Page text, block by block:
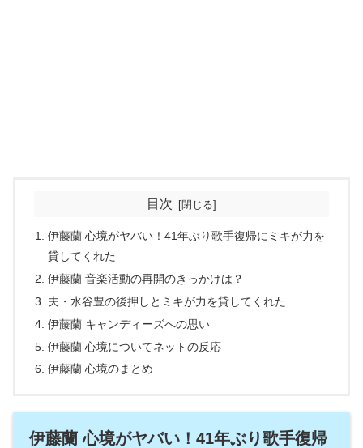
目次
伊藤蘭 心境がヤバい！41年ぶり歌手復帰にミキが力を
貸してくれた
伊藤蘭 音楽活動の再開のきっかけは？
夫・水谷豊の後押しとミキが力を貸してくれた
伊藤蘭 キャンディーズへの思い
伊藤蘭 心境についてネットの反応
伊藤蘭 心境のまとめ
伊藤蘭 心境がヤバい！41年ぶり歌手復帰